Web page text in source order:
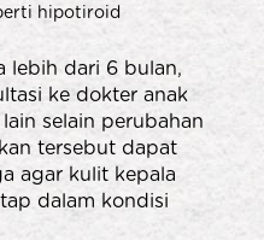
hipotiroid
lebih dari 6 bulan,
ke dokter anak
selain perubahan
tersebut dapat
agar kulit kepala
dalam kondisi